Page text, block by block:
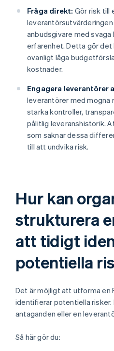
Fråga direkt: Gör risk till
anbudsgivare med
erfarenhet. Detta gör
ovanligt låga
kostnader.
Engagera leverantörer
leverantörer med mogna
starka kontroller,
pålitlig leveranshistorik.
som saknar dessa
till att undvika risk.
Hur kan
strukturera
att tidigt
potentiella
Det är möjligt att utforma en
identifierar potentiella risker.
antaganden eller en
Så här gör du: